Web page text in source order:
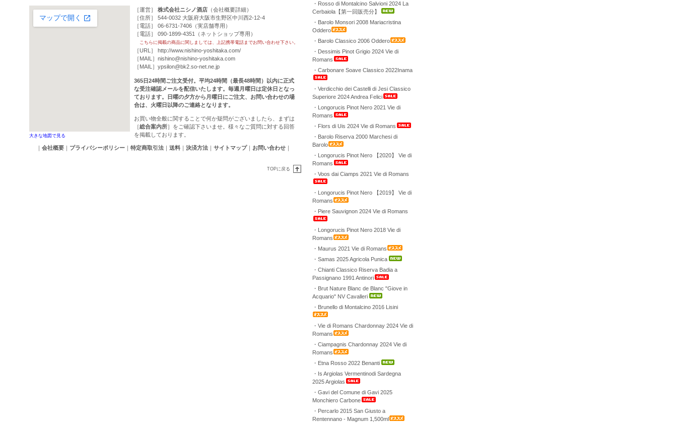
大きな地図で見る
［運営］ 株式会社ニシノ酒店 （会社概要詳細）
［住所］ 544-0032 大阪府大阪市生野区中川西2-12-4
［電話］ 06-6731-7406（実店舗専用）
［電話］ 090-1899-4351（ネットショップ専用）
こちらに掲載の商品に関しましては、上記携帯電話までお問い合わせ下さい。
［URL］ http://www.nishino-yoshitaka.com/
［MAIL］ nishino@nishino-yoshitaka.com
［MAIL］ ypsilon@bk2.so-net.ne.jp
365日24時間ご注文受付。平均24時間（最長48時間）以内に正式
な受注確認メールを配信いたします。毎週月曜日は定休日となっ
ております。日曜の夕方から月曜日にご注文、お問い合わせの場
合は、火曜日以降のご連絡となります。
お買い物全般に関することで何か疑問がございましたら、まずは
［総合案内所］をご確認下さいませ。様々なご質問に対する回答
を掲載しております。
｜ 会社概要 ｜ プライバシーポリシー ｜ 特定商取引法 ｜ 送料 ｜ 決済方法 ｜ サイトマップ｜ お問い合わせ ｜
TOPに戻る
・Rosso di Montalcino Salvioni 2024 La
Cerbaiola【第一回販売分】
・Barolo Monsori 2008 Mariacristina
Oddero
・Barolo Classico 2006 Oddero
・Dessimis Pinot Grigio 2024 Vie di
Romans
・Carbonare Soave Classico 2022Inama
・Verdicchio dei Castelli di Jesi Classico
Superiore 2024 Andrea Felici
・Longorucis Pinot Nero 2021 Vie di
Romans
・Flors di Uis 2024 Vie di Romans
・Barolo Riserva 2000 Marchesi di
Barolo
・Longorucis Pinot Nero 【2020】 Vie di
Romans
・Voos dai Ciamps 2021 Vie di Romans
・Longorucis Pinot Nero 【2019】 Vie di
Romans
・Piere Sauvignon 2024 Vie di Romans
・Longorucis Pinot Nero 2018 Vie di
Romans
・Maurus 2021 Vie di Romans
・Samas 2025 Agricola Punica
・Chianti Classico Riserva Badia a
Passignano 1991 Antinori
・Brut Nature Blanc de Blanc "Giove in
Acquario" NV Cavalleri
・Brunello di Montalcino 2016 Lisini
・Vie di Romans Chardonnay 2024 Vie di
Romans
・Ciampagnis Chardonnay 2024 Vie di
Romans
・Etna Rosso 2022 Benanti
・Is Argiolas Vermentinodi Sardegna
2025 Argiolas
・Gavi del Comune di Gavi 2025
Monchiero Carbone
・Percarlo 2015 San Giusto a
Rentennano - Magnum 1,500ml